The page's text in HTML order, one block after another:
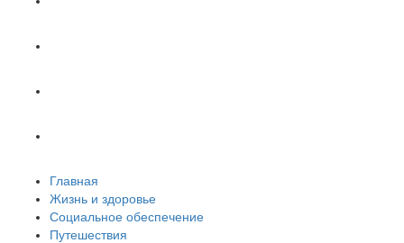
Главная
Жизнь и здоровье
Социальное обеспечение
Путешествия